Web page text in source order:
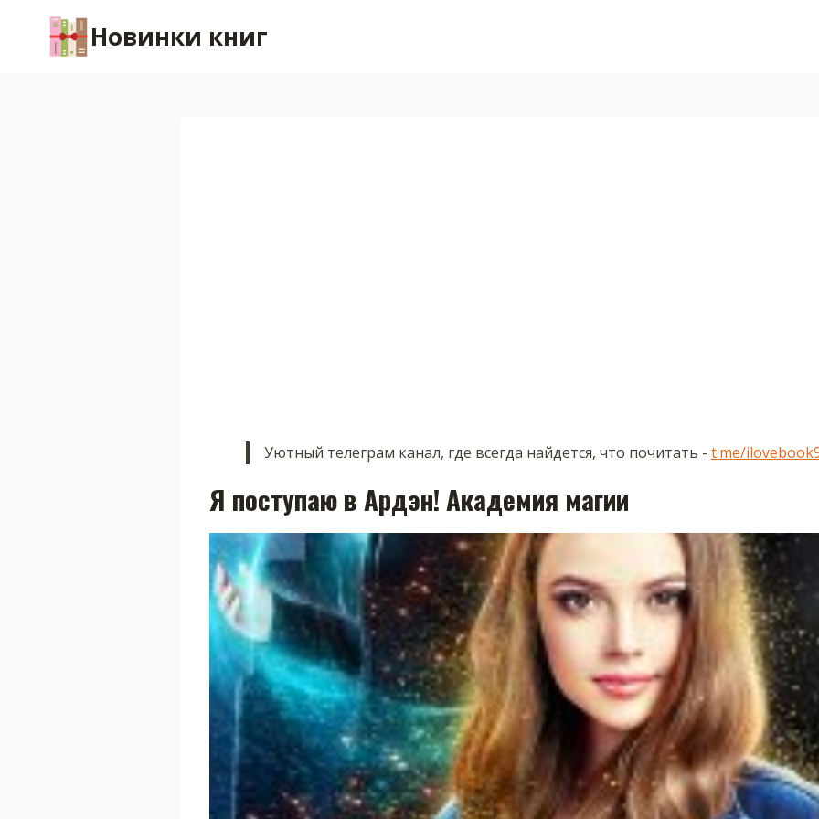
содержимому
Новинки книг
Уютный телеграм канал, где всегда найдется, что почитать - t.me/
Я поступаю в Ардэн! Академия магии